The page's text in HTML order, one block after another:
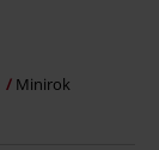
Minirok